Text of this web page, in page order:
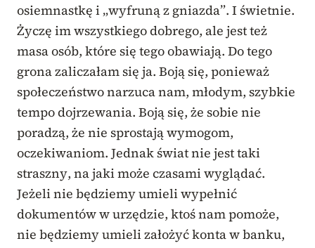
osiemnastkę i „wyfruną z gniazda”. I świetnie.
Życzę im wszystkiego dobrego, ale jest też
masa osób, które się tego obawiają. Do tego
grona zaliczałam się ja. Boją się, ponieważ
społeczeństwo narzuca nam, młodym, szybkie
tempo dojrzewania. Boją się, że sobie nie
poradzą, że nie sprostają wymogom,
oczekiwaniom. Jednak świat nie jest taki
straszny, na jaki może czasami wyglądać.
Jeżeli nie będziemy umieli wypełnić
dokumentów w urzędzie, ktoś nam pomoże,
nie będziemy umieli założyć konta w banku,